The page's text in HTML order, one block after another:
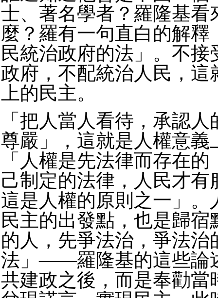
士、著名學者？羅隆基看
麼？羅有一句直白的解釋
民統治政府的法」。不接
政府，不配統治人民，這
上的民主。
「把人當人看待，承認
尊嚴」，這就是人權意義
「人權是先法律而存在
己制定的法律，人民才有
這是人權的原則之一」。
民主的出發點，也是歸宿
的人，先爭法治，爭法治
法」——羅隆基的這些論
共建政之後，而是奉勸當